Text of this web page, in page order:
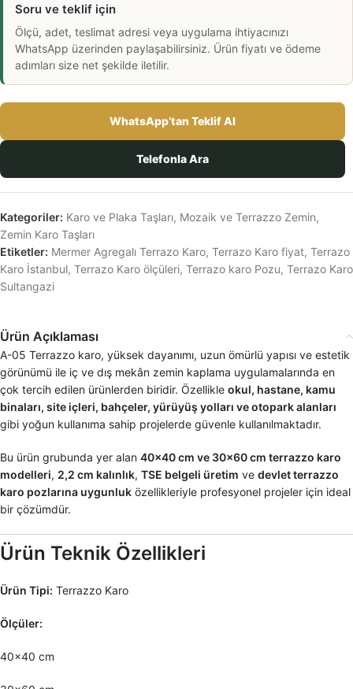
Soru ve teklif için
Ölçü, adet, teslimat adresi veya uygulama ihtiyacınızı
WhatsApp üzerinden paylaşabilirsiniz. Ürün fiyatı ve ödeme
adımları size net şekilde iletilir.
WhatsApp’tan Teklif Al
Telefonla Ara
Kategoriler: Karo ve Plaka Taşları, Mozaik ve Terrazzo Zemin,
Zemin Karo Taşları
Etiketler: Mermer Agregalı Terrazo Karo, Terrazo Karo fiyat, Terrazo
Karo İstanbul, Terrazo Karo ölçüleri, Terrazo karo Pozu, Terrazo Karo
Sultangazi
Ürün Açıklaması
A-05 Terrazzo karo, yüksek dayanımı, uzun ömürlü yapısı ve estetik
görünümü ile iç ve dış mekân zemin kaplama uygulamalarında en
çok tercih edilen ürünlerden biridir. Özellikle okul, hastane, kamu
binaları, site içleri, bahçeler, yürüyüş yolları ve otopark alanları
gibi yoğun kullanıma sahip projelerde güvenle kullanılmaktadır.
Bu ürün grubunda yer alan 40×40 cm ve 30×60 cm terrazzo karo
modelleri, 2,2 cm kalınlık, TSE belgeli üretim ve devlet terrazzo
karo pozlarına uygunluk özellikleriyle profesyonel projeler için ideal
bir çözümdür.
Ürün Teknik Özellikleri
Ürün Tipi: Terrazzo Karo
Ölçüler:
40×40 cm